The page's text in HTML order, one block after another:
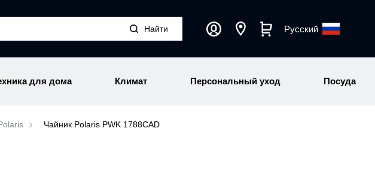
Русский
для дома Климат Персональный уход Посуда
Чайник Polaris PWK 1788CAD